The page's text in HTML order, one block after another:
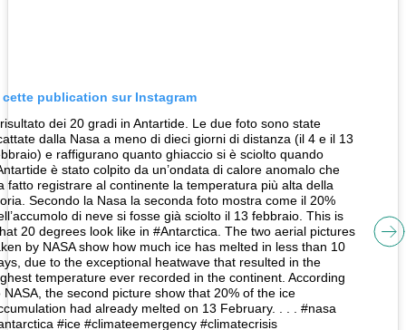
cette publication sur Instagram
dei 20 gradi in Antartide. Le due foto sono state
dalla Nasa a meno di dieci giorni di distanza (il 4 e il 13
e raffigurano quanto ghiaccio si è sciolto quando
è stato colpito da un’ondata di calore anomalo che
fatto registrare al continente la temperatura più alta della
Secondo la Nasa la seconda foto mostra come il 20%
di neve si fosse già sciolto il 13 febbraio. This is
20 degrees look like in #Antarctica. The two aerial pictures
by NASA show how much ice has melted in less than 10
due to the exceptional heatwave that resulted in the
temperature ever recorded in the continent. According
NASA, the second picture show that 20% of the ice
had already melted on 13 February. . . . #nasa
#ice #climateemergency #climatecrisis